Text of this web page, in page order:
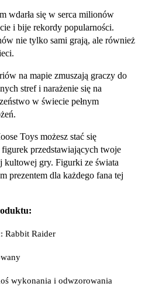
wdarła się w serca milionów
i bije rekordy popularności.
nie tylko sami grają, ale również
na mapie zmuszają graczy do
stref i narażenie się na
w świecie pełnym
Toys możesz stać się
przedstawiających twoje
kultowej gry. Figurki ze świata
prezentem dla każdego fana tej
Rabbit Raider
wykonania i odwzorowania